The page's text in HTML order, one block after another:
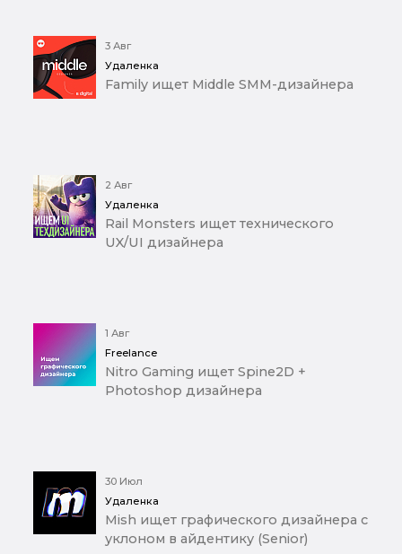
3 Авг
Удаленка
Family ищет Middle SMM-дизайнера
2 Авг
Удаленка
Rail Monsters ищет технического
UX/UI дизайнера
1 Авг
Freelance
Nitro Gaming ищет Spine2D +
Photoshop дизайнера
30 Июл
Удаленка
Mish ищет графического дизайнера с
уклоном в айдентику (Senior)